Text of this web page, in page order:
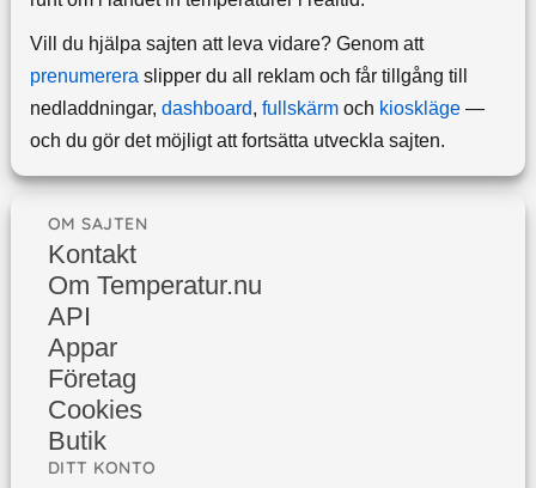
Vill du hjälpa sajten att leva vidare? Genom att
prenumereraslipper du all reklam och får tillgång till
nedladdningar, dashboard, fullskärmoch kioskläge—
och du gör det möjligt att fortsätta utveckla sajten.
OM SAJTEN
Kontakt
Om Temperatur.nu
API
Appar
Företag
Cookies
Butik
DITT KONTO